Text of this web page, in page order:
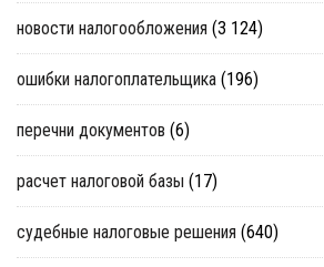
новости налогообложения (3 124)
ошибки налогоплательщика (196)
перечни документов (6)
расчет налоговой базы (17)
судебные налоговые решения (640)